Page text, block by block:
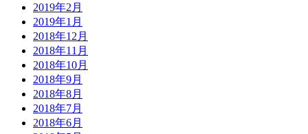
2019年2月
2019年1月
2018年12月
2018年11月
2018年10月
2018年9月
2018年8月
2018年7月
2018年6月